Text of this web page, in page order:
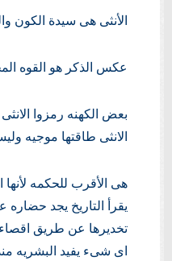
الأنثى هى سيدة الكون
عكس الذكر هو القوه
بعض الكهنه رمزوا الانثى
الانثى طاقتها موجيه
هى الأقرب للحكمه لأنها
يقرأ التاريخ يجد
تخديرها عن طريق اقصاء
اى شىء يفيد البشريه